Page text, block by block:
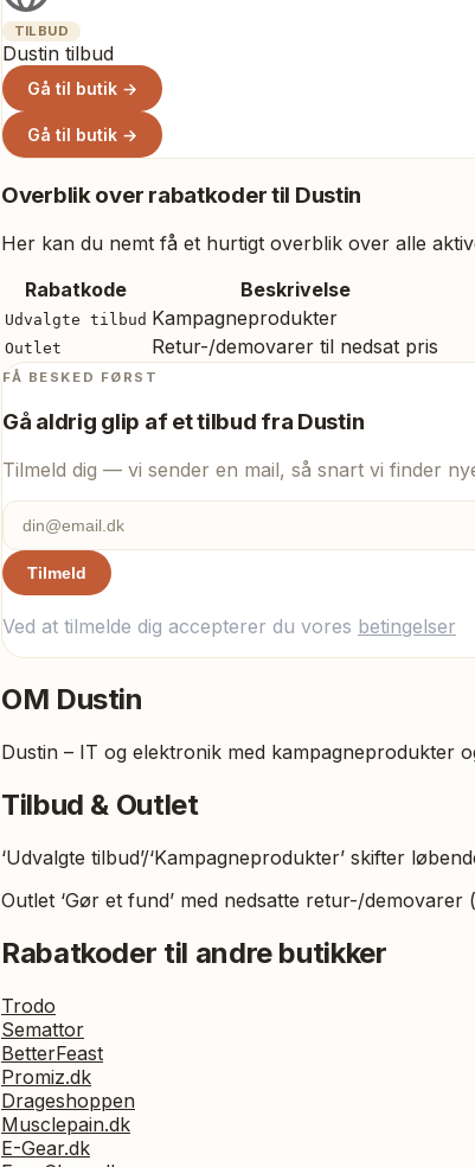
TILBUD
Dustin tilbud
Gå til butik →
Gå til butik →
Overblik over rabatkoder til Dustin
Her kan du nemt få et hurtigt overblik over alle
Rabatkode
Beskrivelse
Udvalgte tilbud Kampagneprodukter
Outlet Retur-/demovarer til nedsat pris
FÅ BESKED FØRST
Gå aldrig glip af et tilbud fra Dustin
Tilmeld dig — vi sender en mail, så snart vi finder
Tilmeld
Ved at tilmelde dig accepterer du vores betingelser
OM Dustin
Dustin – IT og elektronik med kampagneprodukter
Tilbud & Outlet
‘Udvalgte tilbud’/‘Kampagneprodukter’ skifter
Outlet ‘Gør et fund’ med nedsatte retur-/demovarer
Rabatkoder til andre butikker
Trodo
Semattor
BetterFeast
Promiz.dk
Drageshoppen
Musclepain.dk
E-Gear.dk